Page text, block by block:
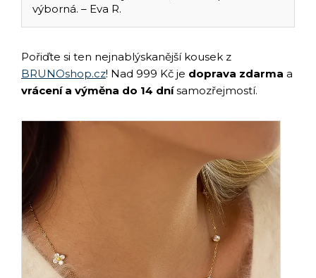
výborná. – Eva R.
Pořiďte si ten nejnablýskanější kousek z
BRUNOshop.cz! Nad 999 Kč je doprava zdarma a
vrácení a výměna do 14 dnísamozřejmostí.